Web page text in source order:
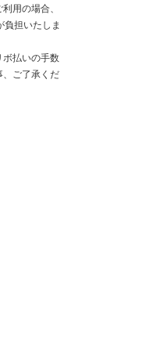
用の場合、
負担いたしま
ボ払いの手数
、ご了承くだ